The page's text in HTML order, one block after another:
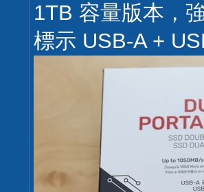
1TB 容量版本，
標示 USB-A +